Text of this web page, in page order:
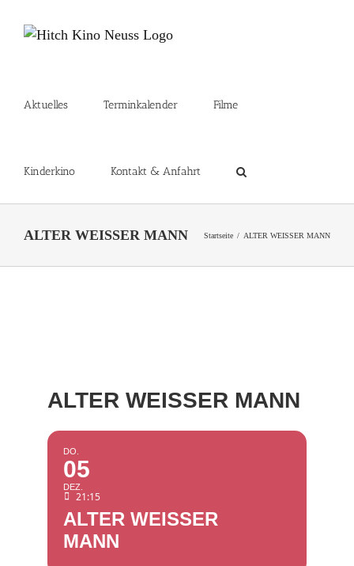
Inhalt
Aktuelles Terminkalender Filme
Kinderkino Kontakt & Anfahrt
ALTER WEISSER MANN Startseite ALTER WEISSER MANN
ALTER WEISSER MANN
DO.
05
DEZ.
21:15
ALTER WEISSER
MANN